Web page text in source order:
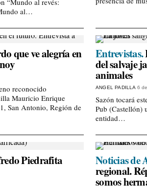
“Mundo al revés:
al…
que ve alegría en
reconocido
Mauricio Enrique
San Antonio, Región de
Entrevistas.
del salvaje
animales
ANGEL PADILLA 6
Sazón tocará
Pub (Castellón)
entidad…
Piedrafita Noticias de
regional.
somos